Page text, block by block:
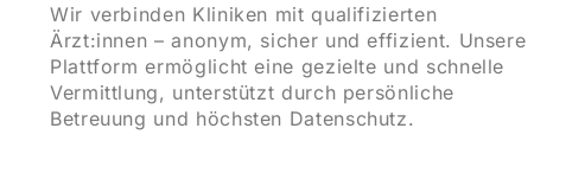
Wir verbinden Kliniken mit qualifizierten
Ärzt:innen – anonym, sicher und effizient. Unsere
Plattform ermöglicht eine gezielte und schnelle
Vermittlung, unterstützt durch persönliche
Betreuung und höchsten Datenschutz.